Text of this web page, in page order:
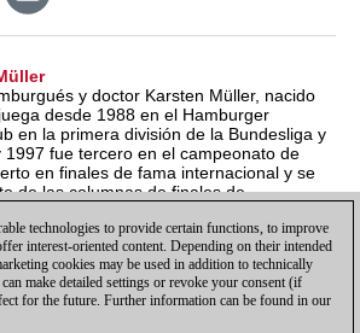
y doctor Karsten Müller, nacido
desde 1988 en el Hamburger
en la primera división de la Bundesliga y
1997 fue tercero en el campeonato de
en finales de fama internacional y se
de las columnas de finales de
technologies to provide certain functions, to improve
interest-oriented content. Depending on their intended
cookies may be used in addition to technically
make detailed settings or revoke your consent (if
for the future. Further information can be found in our